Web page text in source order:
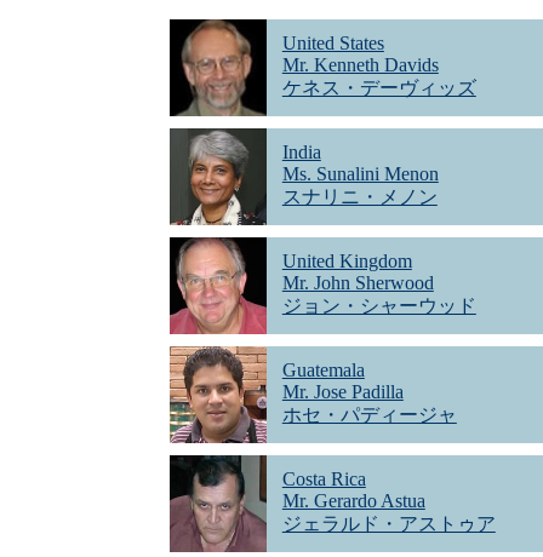
United States
Mr. Kenneth Davids
ケネス・デーヴィッズ
India
Ms. Sunalini Menon
スナリニ・メノン
United Kingdom
Mr. John Sherwood
ジョン・シャーウッド
Guatemala
Mr. Jose Padilla
ホセ・パディージャ
Costa Rica
Mr. Gerardo Astua
ジェラルド・アストゥア